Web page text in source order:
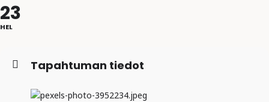
23
HEL
Tapahtuman tiedot